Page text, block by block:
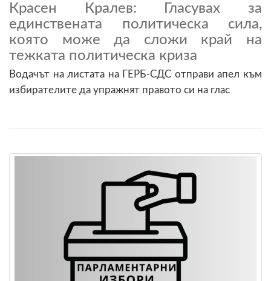
Красен Кралев: Гласувах за
единствената политическа сила,
която може да сложи край на
тежката политическа криза
Водачът на листата на ГЕРБ-СДС отправи апел към
избирателите да упражнят правото си на глас